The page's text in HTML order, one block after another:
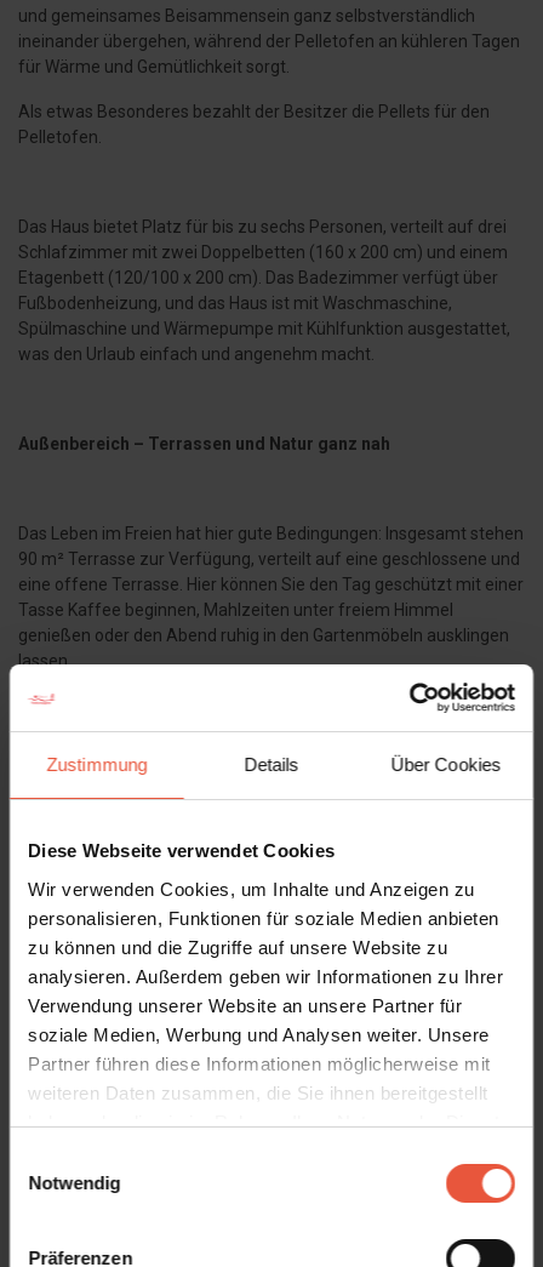
Zustimmung Details Über Cookies
Diese Webseite verwendet Cookies
Wir verwenden Cookies, um Inhalte und Anzeigen zu
personalisieren, Funktionen für soziale Medien anbieten
zu können und die Zugriffe auf unsere Website zu
analysieren. Außerdem geben wir Informationen zu Ihrer
Verwendung unserer Website an unsere Partner für
soziale Medien, Werbung und Analysen weiter. Unsere
Partner führen diese Informationen möglicherweise mit
weiteren Daten zusammen, die Sie ihnen bereitgestellt
haben oder die sie im Rahmen Ihrer Nutzung der Dienste
Cookies, wenn Sie unsere Webseite weiterhin nutzen
Notwendig
Präferenzen
und gemeinsames Beisammensein ganz selbstverständlich
ineinander übergehen, während der Pelletofen an kühleren Tagen
für Wärme und Gemütlichkeit sorgt.
Als etwas Besonderes bezahlt der Besitzer die Pellets für den
Pelletofen.
Das Haus bietet Platz für bis zu sechs Personen, verteilt auf drei
Schlafzimmer mit zwei Doppelbetten (160 x 200 cm) und einem
Etagenbett (120/100 x 200 cm). Das Badezimmer verfügt über
Fußbodenheizung, und das Haus ist mit Waschmaschine,
Spülmaschine und Wärmepumpe mit Kühlfunktion ausgestattet,
was den Urlaub einfach und angenehm macht.
Außenbereich – Terrassen und Natur ganz nah
Das Leben im Freien hat hier gute Bedingungen: Insgesamt stehen
90 m² Terrasse zur Verfügung, verteilt auf eine geschlossene und
eine offene Terrasse. Hier können Sie den Tag geschützt mit einer
Tasse Kaffee beginnen, Mahlzeiten unter freiem Himmel
genießen oder den Abend ruhig in den Gartenmöbeln ausklingen
lassen.
Das Naturgrundstück schafft einen friedlichen Rahmen für den
Aufenthalt mit Platz für Spiel und Entspannung. Die Kinder können
schaukeln oder im Sandkasten spielen, während die Erwachsenen
seinem eigenen Tempo genießen.
Die Umgebung – Natur, Ruhe und Nähe zu Blåvand
Das Ferienhaus liegt in Mosevrå, umgeben von der stillen
westjütischen Landschaft, in der die Natur das Tempo bestimmt.
Hier gibt es gute Möglichkeiten für Spaziergänge, frische Luft und
ruhige Urlaubstage in der Nähe von Dünen, Heide und offenen
Weiten.
finden Sie gute Einkaufsmöglichkeiten, gemütliche Restaurants